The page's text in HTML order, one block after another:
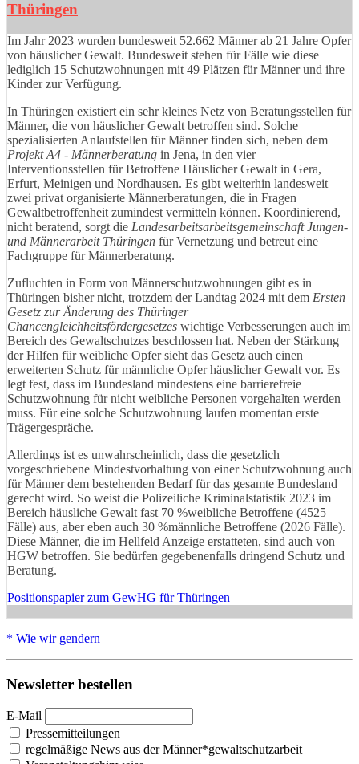
Thüringen
Im Jahr 2023 wurden bundesweit 52.662 Männer ab 21 Jahre Opfer
von häuslicher Gewalt. Bundesweit stehen für Fälle wie diese
lediglich 15 Schutzwohnungen mit 49 Plätzen für Männer und ihre
Kinder zur Verfügung.
In Thüringen existiert ein sehr kleines Netz von Beratungsstellen für
Männer, die von häuslicher Gewalt betroffen sind. Solche
spezialisierten Anlaufstellen für Männer finden sich, neben dem
Projekt A4 - Männerberatung in Jena, in den vier
Interventionsstellen für Betroffene Häuslicher Gewalt in Gera,
Erfurt, Meinigen und Nordhausen. Es gibt weiterhin landesweit
zwei privat organisierte Männerberatungen, die in Fragen
Gewaltbetroffenheit zumindest vermitteln können. Koordinierend,
nicht beratend, sorgt die Landesarbeitsarbeitsgemeinschaft Jungen-
und Männerarbeit Thüringen für Vernetzung und betreut eine
Fachgruppe für Männerberatung.
Zufluchten in Form von Männerschutzwohnungen gibt es in
Thüringen bisher nicht, trotzdem der Landtag 2024 mit dem Ersten
Gesetz zur Änderung des Thüringer
Chancengleichheitsfördergesetzes wichtige Verbesserungen auch im
Bereich des Gewaltschutzes beschlossen hat. Neben der Stärkung
der Hilfen für weibliche Opfer sieht das Gesetz auch einen
erweiterten Schutz für männliche Opfer häuslicher Gewalt vor. Es
legt fest, dass im Bundesland mindestens eine barrierefreie
Schutzwohnung für nicht weibliche Personen vorgehalten werden
muss. Für eine solche Schutzwohnung laufen momentan erste
Trägergespräche.
Allerdings ist es unwahrscheinlich, dass die gesetzlich
vorgeschriebene Mindestvorhaltung von einer Schutzwohnung auch
für Männer dem bestehenden Bedarf für das gesamte Bundesland
gerecht wird. So weist die Polizeiliche Kriminalstatistik 2023 im
Bereich häusliche Gewalt fast 70 %weibliche Betroffene (4525
Fälle) aus, aber eben auch 30 %männliche Betroffene (2026 Fälle).
Diese Männer, die im Hellfeld Anzeige erstatteten, sind auch von
HGW betroffen. Sie bedürfen gegebenenfalls dringend Schutz und
Beratung.
Positionspapier zum GewHG für Thüringen
* Wie wir gendern
Newsletter bestellen
E-Mail
Pressemitteilungen
regelmäßige News aus der Männer*gewaltschutzarbeit